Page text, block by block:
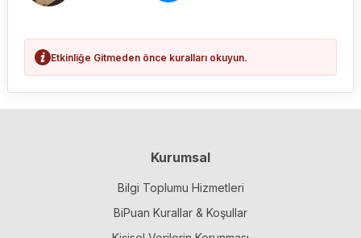
Etkinliğe Gitmeden önce kuralları okuyun.
Kurumsal
Bilgi Toplumu Hizmetleri
BiPuan Kurallar & Koşullar